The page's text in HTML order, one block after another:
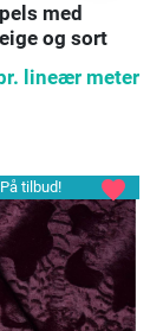
med
og sort
lineær meter
På tilbud!
favorite